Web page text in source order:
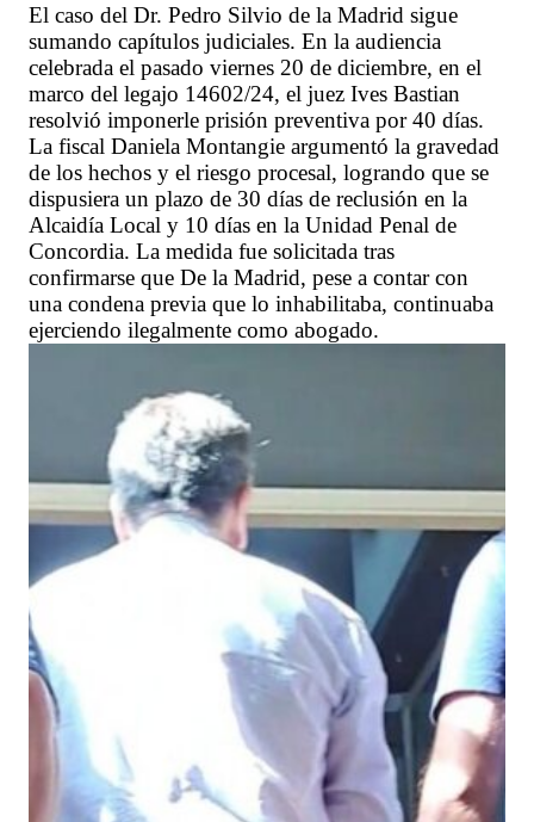
El caso del Dr. Pedro Silvio de la Madrid sigue
sumando capítulos judiciales. En la audiencia
celebrada el pasado viernes 20 de diciembre, en el
marco del legajo 14602/24, el juez Ives Bastian
resolvió imponerle prisión preventiva por 40 días.
La fiscal Daniela Montangie argumentó la gravedad
de los hechos y el riesgo procesal, logrando que se
dispusiera un plazo de 30 días de reclusión en la
Alcaidía Local y 10 días en la Unidad Penal de
Concordia. La medida fue solicitada tras
confirmarse que De la Madrid, pese a contar con
una condena previa que lo inhabilitaba, continuaba
ejerciendo ilegalmente como abogado.